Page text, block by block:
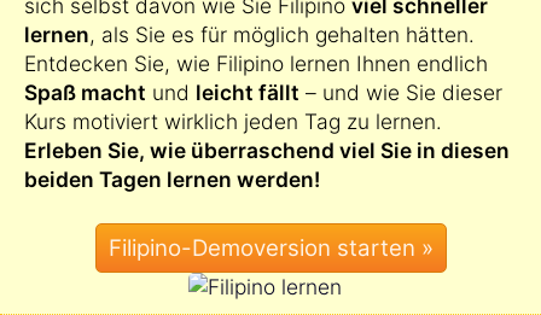
sich selbst davon wie Sie Filipino viel schneller
lernen, als Sie es für möglich gehalten hätten.
Entdecken Sie, wie Filipino lernen Ihnen endlich
Spaß macht und leicht fällt – und wie Sie dieser
Kurs motiviert wirklich jeden Tag zu lernen.
Erleben Sie, wie überraschend viel Sie in diesen
beiden Tagen lernen werden!